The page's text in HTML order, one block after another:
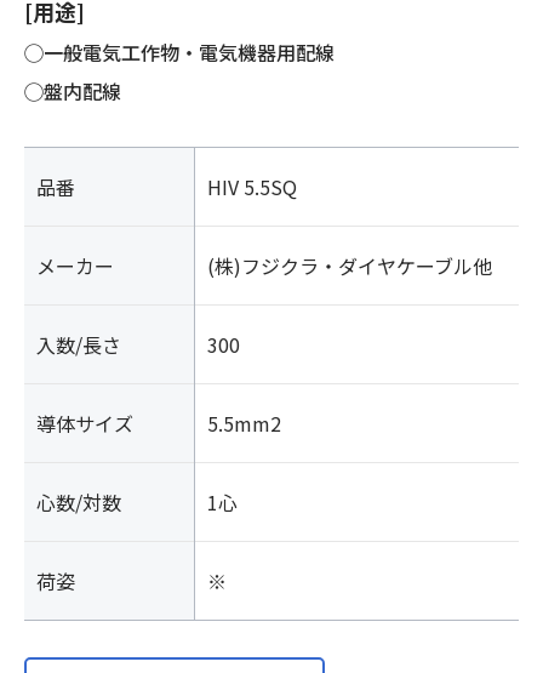
[用途]
◯一般電気工作物・電気機器用配線
◯盤内配線
品番 HIV 5.5SQ
メーカー (株)フジクラ・ダイヤケーブル他
入数/長さ 300
導体サイズ 5.5mm2
心数/対数 1心
荷姿 ※